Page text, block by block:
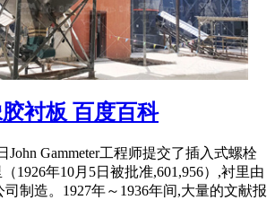
衬板 百度百科
John Gammeter工程师提交了插入式螺栓
1926年10月5日被批准,601,956）,衬里由
司制造。1927年～1936年间,大量的文献报